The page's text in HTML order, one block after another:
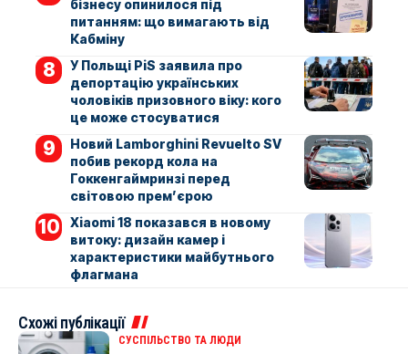
бізнесу опинилося під
питанням: що вимагають від
Кабміну
У Польщі PiS заявила про
депортацію українських
чоловіків призовного віку: кого
це може стосуватися
Новий Lamborghini Revuelto SV
побив рекорд кола на
Гоккенгаймринзі перед
світовою прем’єрою
Xiaomi 18 показався в новому
витоку: дизайн камер і
характеристики майбутнього
флагмана
Схожі публікації
СУСПІЛЬСТВО ТА ЛЮДИ